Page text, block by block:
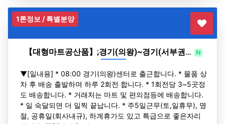
1톤정보 / 특별분양
【대형마트공산품】;경기(의왕)~경기(서부권…
N
▼[일내용] * 08:00 경기(의왕)센터로 출근합니다. * 물품 상
차 후 배송 출발하며 하루 2회전 합니다. * 1회전당 3~5곳정
도 배송합니다. * 거래처는 마트 및 편의점등에 배송합니다.
* 일 숙달되면 더 일찍 끝납니다. * 주5일근무(토,일휴무), 명
절, 공휴일(회사내규), 하계휴가도 있고 특급으로 좋은자리